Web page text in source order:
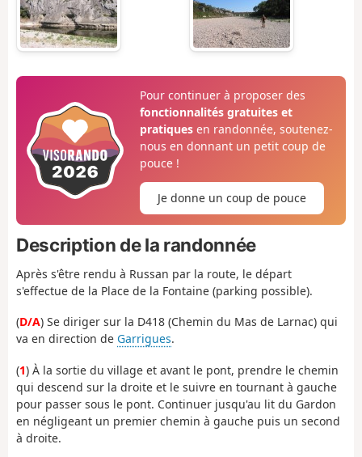
Pour continuer à proposer des
fonctionnalités gratuites et
pratiquesen randonnée, soutenez-
nous en donnant un petit coup de
pouce !
Je donne un coup de pouce
Description de la randonnée
Après s'être rendu à Russan par la route, le départ
s'effectue de la Place de la Fontaine (parking possible).
(D/A) Se diriger sur la D418 (Chemin du Mas de Larnac) qui
va en direction de Garrigues.
(1) À la sortie du village et avant le pont, prendre le chemin
qui descend sur la droite et le suivre en tournant à gauche
pour passer sous le pont. Continuer jusqu'au lit du Gardon
en négligeant un premier chemin à gauche puis un second
à droite.